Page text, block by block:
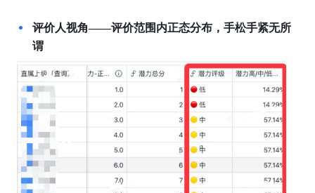
评价人视角——评价范围内正态分布，手松手紧无所
谓